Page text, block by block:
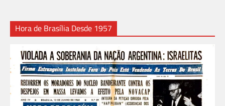
Hora de Brasília Desde 1957